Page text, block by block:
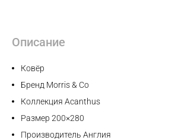
Описание
Ковёр
Бренд Morris & Co
Коллекция Acanthus
Размер 200×280
Производитель Англия